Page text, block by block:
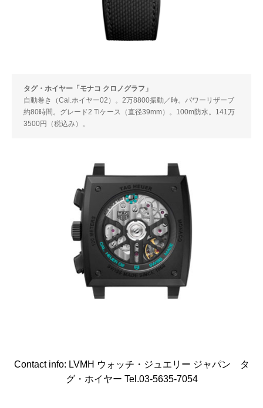
タグ・ホイヤー「モナコ クロノグラフ」
自動巻き（Cal.ホイヤー02）。2万8800振動／時。パワーリザーブ
約80時間。グレード2 Tiケース（直径39mm）。100m防水。141万
3500円（税込み）。
Contact info: LVMH ウォッチ・ジュエリー ジャパン タ
グ・ホイヤー Tel.03-5635-7054